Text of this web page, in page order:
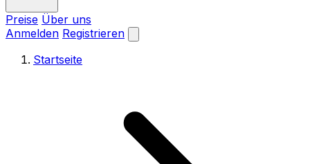
Preise Über uns
Anmelden Registrieren
Startseite